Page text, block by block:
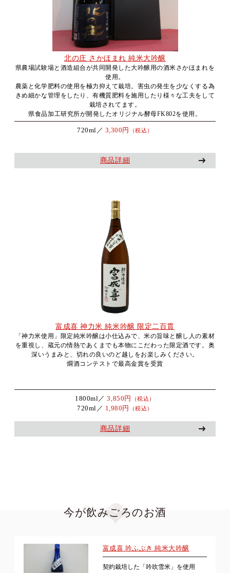
北の庄 さかほまれ 純米大吟醸
県農場試験場と酒造組合が共同開発した大吟醸用の酒米さかほまれを
使用。
農薬と化学肥料の使用を極力抑えて栽培。害虫の発生を少なくする為
きめ細かな管理をしたり、有機質肥料を施用したり様々な工夫をして
栽培されてます。
県食品加工研究所が開発したオリジナル酵母FK802を使用。
720ml／ 3,300円 （税込）
商品詳細
富成喜 神力米 純米吟醸 限定二百貫
「神力米使用」限定純米吟醸は小仕込みで、米の旨味と醸し人の素材
を重視し、蔵元の情熱であくまでも本物にこだわった限定酒です。奥
深いうまみと、切れの良いのど越しをお楽しみください。
燗酒コンテストで最高金賞を受賞
1800ml／3,850円 （税込）
720ml／ 1,980円 （税込）
商品詳細
今が飲みごろのお酒
富成喜 吟ふぶき 純米大吟醸
契約栽培した「吟吹雪米」を使用